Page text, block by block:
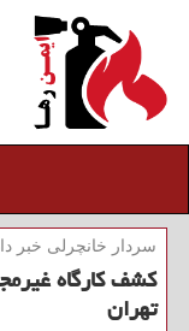
سردار خانچرلی خبر
كشف كارگاه
تهران